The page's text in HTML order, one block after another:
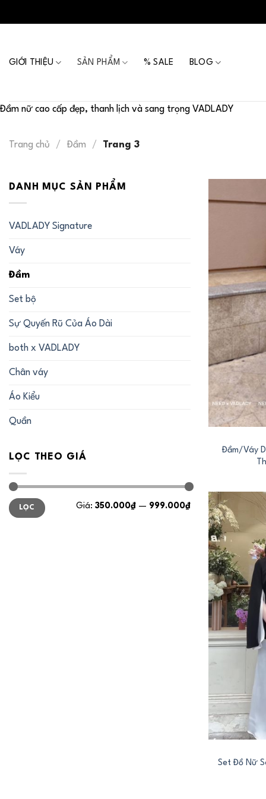
to
GIỚI THIỆU SẢN PHẨM % SALE BLOG
Đầm nữ cao cấp đẹp, thanh lịch và sang trọng VADLADY
Trang chủ / Đầm / Trang 3
DANH MỤC SẢN PHẨM
VADLADY Signature
Váy
Đầm
Set bộ
Sự Quyến Rũ Của Áo Dài
both x VADLADY
Chân váy
Áo Kiểu
Quần
LỌC THEO GIÁ
Giá
tối
thiểu
Giá
tối
đa
LỌC Giá: 350.000₫ — 999.000₫
Đầm/Váy
+
Set Đồ Nữ